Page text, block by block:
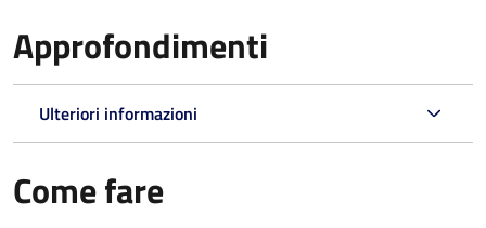
Approfondimenti
Ulteriori informazioni
Come fare